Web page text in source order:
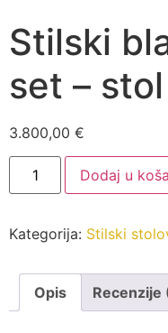
Stilski
set –
3.800,00 €
Stilski
blagavaonski
set
+
količina
Dodaj u
Kategorija: Stilski
Opis Recenzije